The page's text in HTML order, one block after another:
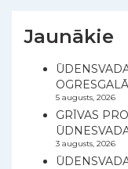
Jaunākie
5 augusts, 2026
GRĪVAS
3 augusts, 2026